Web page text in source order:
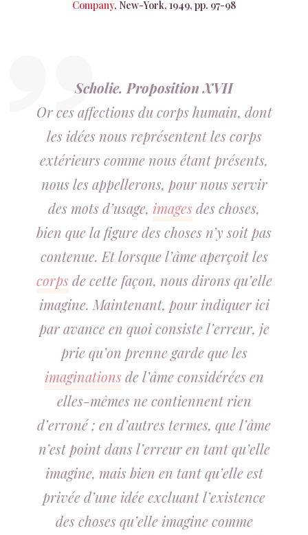
Company, New-York, 1949, pp. 97-98
Scholie. Proposition XVII
Or ces affections du corps humain, dont
les idées nous représentent les corps
extérieurs comme nous étant présents,
nous les appellerons, pour nous servir
des mots d’usage, imagesdes choses,
bien que la figure des choses n’y soit pas
contenue. Et lorsque l’âme aperçoit les
corpsde cette façon, nous dirons qu’elle
imagine. Maintenant, pour indiquer ici
par avance en quoi consiste l’erreur, je
prie qu’on prenne garde que les
imaginationsde l’âme considérées en
elles-mêmes ne contiennent rien
d’erroné ; en d’autres termes, que l’âme
n’est point dans l’erreur en tant qu’elle
imagine, mais bien en tant qu’elle est
privée d’une idée excluant l’existence
des choses qu’elle imagine comme